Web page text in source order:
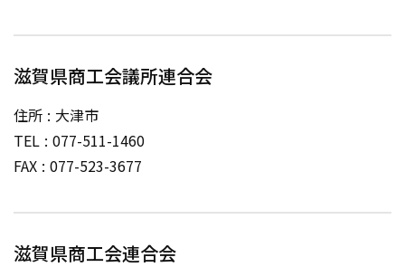
滋賀県商工会議所連合会
住所
大津市
TEL 077-511-1460
FAX 077-523-3677
滋賀県商工会連合会